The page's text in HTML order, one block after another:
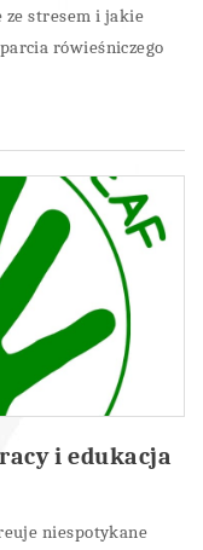
ze stresem i jakie
rówieśniczego
i edukacja
niespotykane